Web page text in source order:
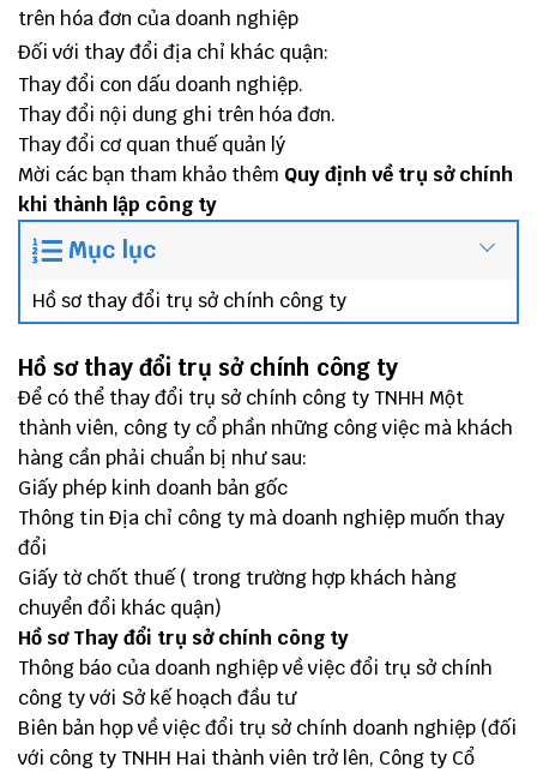
trên hóa đơn của doanh nghiệp
Đối với thay đổi địa chỉ khác quận:
Thay đổi con dấu doanh nghiệp.
Thay đổi nội dung ghi trên hóa đơn.
Thay đổi cơ quan thuế quản lý
Mời các bạn tham khảo thêm Quy định về trụ sở chính
khi thành lập công ty
Mục lục
Hồ sơ thay đổi trụ sở chính công ty
Hồ sơ thay đổi trụ sở chính công ty
Để có thể thay đổi trụ sở chính công ty TNHH Một
thành viên, công ty cổ phần những công việc mà khách
hàng cần phải chuẩn bị như sau:
Giấy phép kinh doanh bản gốc
Thông tin Địa chỉ công ty mà doanh nghiệp muốn thay
đổi
Giấy tờ chốt thuế ( trong trường hợp khách hàng
chuyển đổi khác quận)
Hồ sơ Thay đổi trụ sở chính công ty
Thông báo của doanh nghiệp về việc đổi trụ sở chính
công ty với Sở kế hoạch đầu tư
Biên bản họp về việc đổi trụ sở chính doanh nghiệp (đối
với công ty TNHH Hai thành viên trở lên, Công ty Cổ